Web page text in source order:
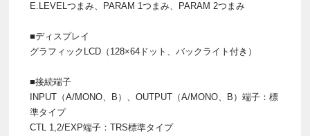
E.LEVELつまみ、PARAM 1つまみ、PARAM 2つまみ
■ディスプレイ
グラフィックLCD（128×64ドット、バックライト付き）
■接続端子
INPUT（A/MONO、B）、OUTPUT（A/MONO、B）端子：標
準タイプ
CTL 1,2/EXP端子：TRS標準タイプ